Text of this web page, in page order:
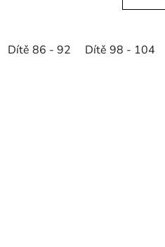
Dítě 86 - 92 Dítě 98 - 104